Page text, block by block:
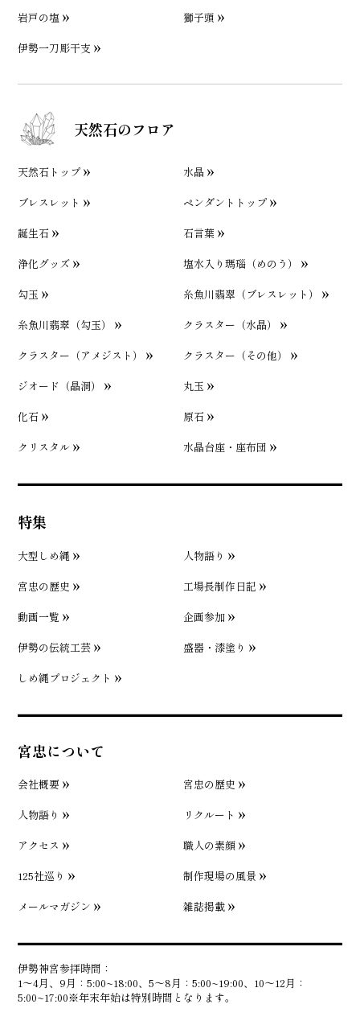
岩戸の塩
獅子頭
伊勢一刀彫干支
天然石のフロア
天然石トップ
水晶
ブレスレット
ペンダントトップ
誕生石
石言葉
浄化グッズ
塩水入り瑪瑙（めのう）
勾玉
糸魚川翡翠（ブレスレット）
糸魚川翡翠（勾玉）
クラスター（水晶）
クラスター（アメジスト）
クラスター（その他）
ジオード（晶洞）
丸玉
化石
原石
クリスタル
水晶台座・座布団
特集
大型しめ縄
人物語り
宮忠の歴史
工場長制作日記
動画一覧
企画参加
伊勢の伝統工芸
盛器・漆塗り
しめ縄プロジェクト
宮忠について
会社概要
宮忠の歴史
人物語り
リクルート
アクセス
職人の素顔
125社巡り
制作現場の風景
メールマガジン
雑誌掲載
伊勢神宮参拝時間：
1〜4月、9月：5:00~18:00、5〜8月：5:00~19:00、10〜12月：
5:00~17:00※年末年始は特別時間となります。